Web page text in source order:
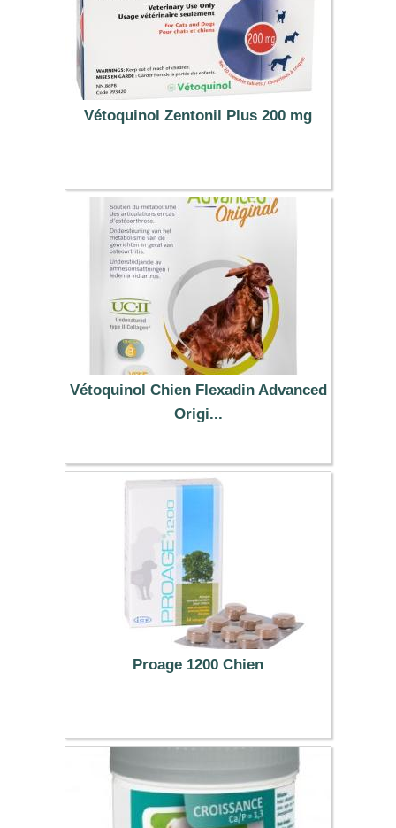
Vétoquinol Zentonil Plus 200 mg
26.09 €
Vétoquinol Chien Flexadin Advanced
Origi...
44.99 €
Proage 1200 Chien
24.26 €